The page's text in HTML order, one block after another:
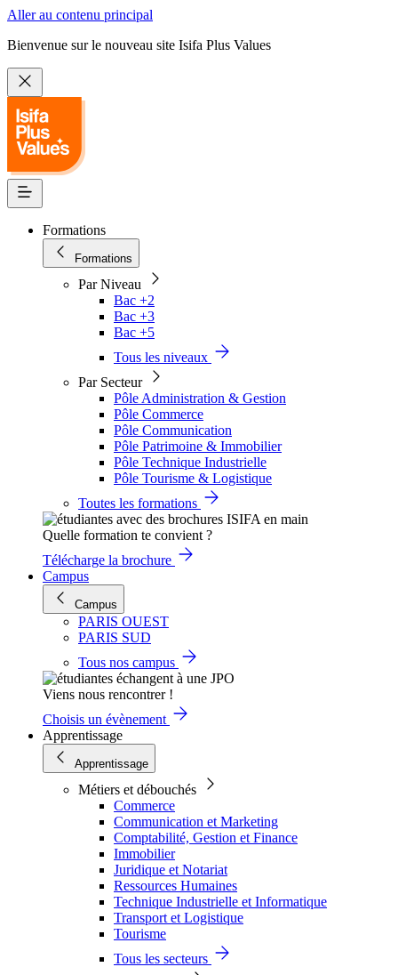
Aller au contenu principal
Bienvenue sur le nouveau site Isifa Plus Values
Formations
Formations
Par Niveau
Bac +2
Bac +3
Bac +5
Tous les niveaux
Par Secteur
Pôle Administration & Gestion
Pôle Commerce
Pôle Communication
Pôle Patrimoine & Immobilier
Pôle Technique Industrielle
Pôle Tourisme & Logistique
Toutes les formations
Quelle formation te convient ?
Télécharge la brochure
Campus
Campus
PARIS OUEST
PARIS SUD
Tous nos campus
Viens nous rencontrer !
Choisis un évènement
Apprentissage
Apprentissage
Métiers et débouchés
Commerce
Communication et Marketing
Comptabilité, Gestion et Finance
Immobilier
Juridique et Notariat
Ressources Humaines
Technique Industrielle et Informatique
Transport et Logistique
Tourisme
Tous les secteurs